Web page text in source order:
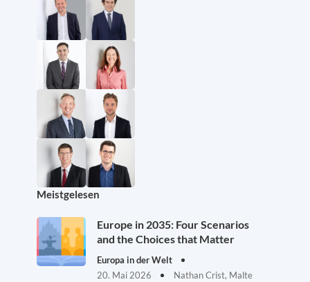
Meistgelesen
Europe in 2035: Four Scenarios
and the Choices that Matter
Europa in der Welt
20. Mai 2026
Nathan Crist, Malte